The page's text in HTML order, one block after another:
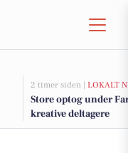
2 timer siden | LOKALT
Store optog under
kreative deltagere